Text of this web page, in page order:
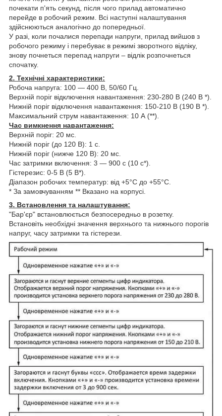
почекати п'ять секунд, після чого прилад автоматично
перейде в робочий режим. Всі наступні налаштування
здійснюються аналогічно до попередньої.
У разі, коли почалися перепади напруги, прилад вийшов з
робочого режиму і перебуває в режимі зворотного відліку,
знову почнеться перепад напруги – відлік розпочнеться
спочатку.
2. Технічні характеристики:
Робоча напруга: 100 ― 400 В, 50/60 Гц.
Верхній поріг відключення навантаження: 230-280 В (240 В *).
Нижній поріг відключення навантаження: 150-210 В (190 В *).
Максимальний струм навантаження: 10 А (**).
Час вимкнення навантаження:
Верхній поріг: 20 мс.
Нижній поріг (до 120 В): 1 с.
Нижній поріг (нижче 120 В): 20 мс.
Час затримки включення: 3 ― 900 с (10 с*).
Гістерезиc: 0-5 В (5 В*).
Діапазон робочих температур: від +5°С до +55°С.
* За замовчуванням ** Вказано на корпусі.
3. Встановлення та налаштування:
"Бар'єр" встановлюється безпосередньо в розетку.
Встановіть необхідні значення верхнього та нижнього порогів
напруг, часу затримки та гістерези.